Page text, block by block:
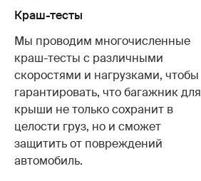
Краш-тесты
Мы проводим многочисленные
краш-тесты с различными
скоростями и нагрузками, чтобы
гарантировать, что багажник для
крыши не только сохранит в
целости груз, но и сможет
защитить от повреждений
автомобиль.